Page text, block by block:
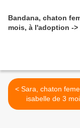
Bandana, chaton
mois, à l'adoption ->
< Sara, chaton femelle type
isabelle de 3
l'adoption ->